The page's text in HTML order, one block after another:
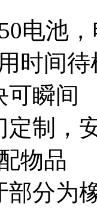
电池
时间待
可瞬间
定制，
物品
部分为